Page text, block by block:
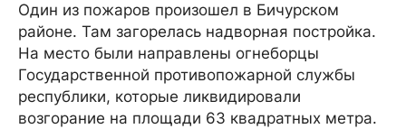
Один из пожаров произошел в Бичурском
районе. Там загорелась надворная постройка.
На место были направлены огнеборцы
Государственной противопожарной службы
республики, которые ликвидировали
возгорание на площади 63 квадратных метра.